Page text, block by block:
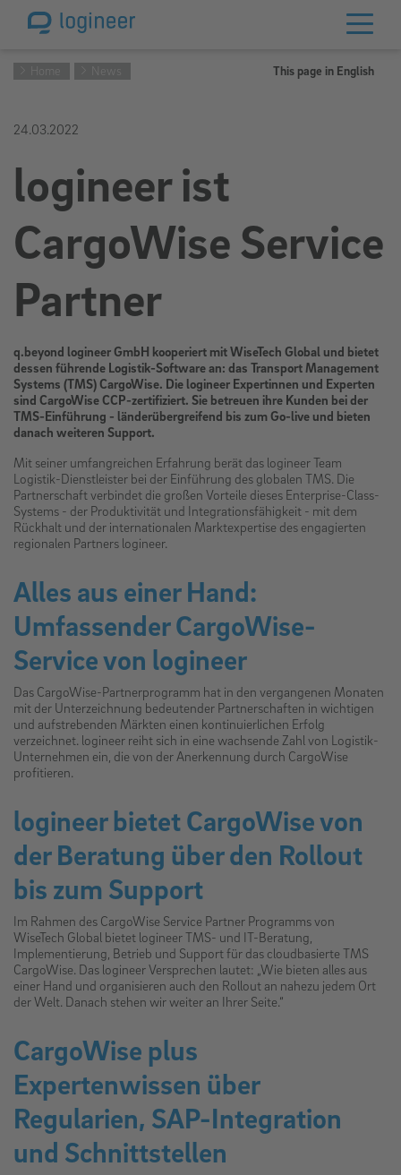
This page in English
24.03.2022
logineer ist
CargoWise Service
Partner
q.beyond logineer GmbH kooperiert mit WiseTech Global und bietet
dessen führende Logistik-Software an: das Transport Management
Systems (TMS) CargoWise. Die logineer Expertinnen und Experten
sind CargoWise CCP-zertifiziert. Sie betreuen ihre Kunden bei der
TMS-Einführung - länderübergreifend bis zum Go-live und bieten
danach weiteren Support.
Mit seiner umfangreichen Erfahrung berät das logineer Team
Logistik-Dienstleister bei der Einführung des globalen TMS. Die
Partnerschaft verbindet die großen Vorteile dieses Enterprise-Class-
Systems - der Produktivität und Integrationsfähigkeit - mit dem
Rückhalt und der internationalen Marktexpertise des engagierten
regionalen Partners logineer.
Alles aus einer Hand:
Umfassender CargoWise-
Service von logineer
Das CargoWise-Partnerprogramm hat in den vergangenen Monaten
mit der Unterzeichnung bedeutender Partnerschaften in wichtigen
und aufstrebenden Märkten einen kontinuierlichen Erfolg
verzeichnet. logineer reiht sich in eine wachsende Zahl von Logistik-
Unternehmen ein, die von der Anerkennung durch CargoWise
profitieren.
logineer bietet CargoWise von
der Beratung über den Rollout
bis zum Support
Im Rahmen des CargoWise Service Partner Programms von
WiseTech Global bietet logineer TMS- und IT-Beratung,
Implementierung, Betrieb und Support für das cloudbasierte TMS
CargoWise. Das logineer Versprechen lautet: „Wie bieten alles aus
einer Hand und organisieren auch den Rollout an nahezu jedem Ort
der Welt. Danach stehen wir weiter an Ihrer Seite.“
CargoWise plus
Expertenwissen über
Regularien, SAP-Integration
und Schnittstellen